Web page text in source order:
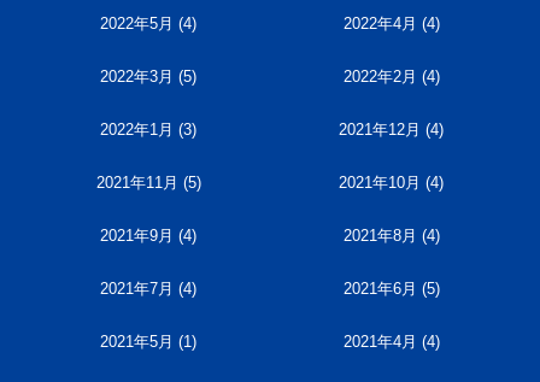
2022年5月 (4) 2022年4月 (4)
2022年3月 (5) 2022年2月 (4)
2022年1月 (3) 2021年12月 (4)
2021年11月 (5) 2021年10月 (4)
2021年9月 (4) 2021年8月 (4)
2021年7月 (4) 2021年6月 (5)
2021年5月 (1) 2021年4月 (4)